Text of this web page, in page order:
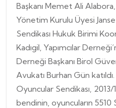
Başkanı Memet Ali
Yönetim Kurulu Üyesi
Sendikası Hukuk Birimi
Kadıgil, Yapımcılar
Derneği Başkanı Birol
Avukatı Burhan Gün katıldı.
Oyuncular Sendikası, 2013/
bendinin, oyuncuların 5510